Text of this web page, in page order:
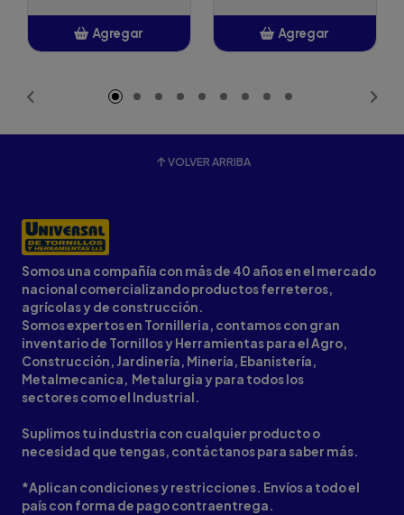
Agregar Agregar
VOLVER ARRIBA
Somos una compañía con más de 40 años en el mercado
nacional comercializando productos ferreteros,
agrícolas y de construcción.
Somos expertos en Tornilleria, contamos con gran
inventario de Tornillos y Herramientas para el Agro,
Construcción, Jardinería, Minería, Ebanistería,
Metalmecanica, Metalurgia y para todos los
sectores como el Industrial.
Suplimos tu industria con cualquier producto o
necesidad que tengas, contáctanos para saber más.
*Aplican condiciones y restricciones. Envíos a todo el
país con forma de pago contraentrega.